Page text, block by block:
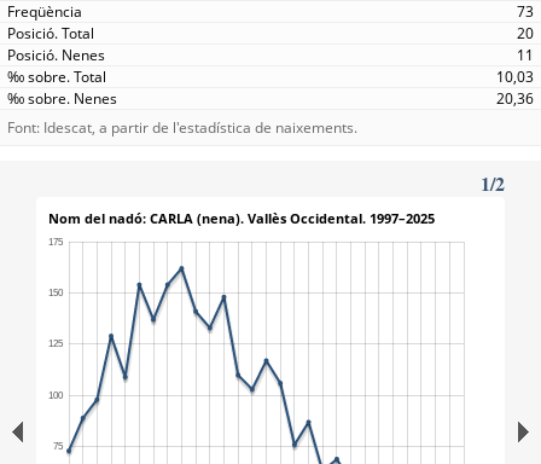
73
20
11
10,03
20,36
Font: Idescat, a partir de l'estadística de naixements.